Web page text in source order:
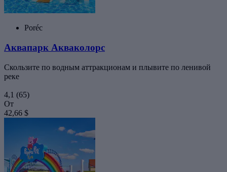
Poréc
Аквапарк Акваколорс
Скользите по водным аттракционам и плывите по ленивой
реке
4,1 (65)
От
42,66 $